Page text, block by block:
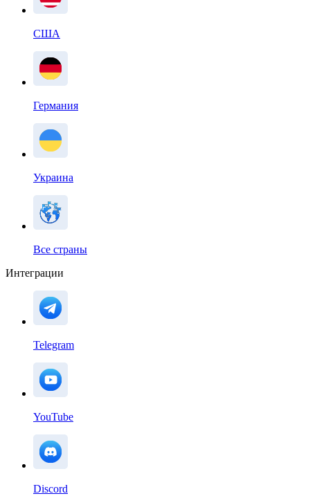
США
Германия
Украина
Все страны
Интеграции
Telegram
YouTube
Discord